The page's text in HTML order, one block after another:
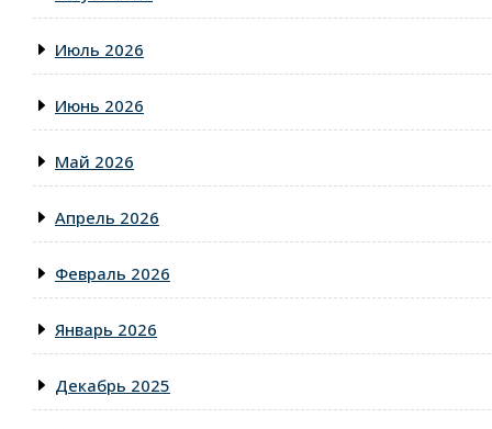
Июль 2026
Июнь 2026
Май 2026
Апрель 2026
Февраль 2026
Январь 2026
Декабрь 2025